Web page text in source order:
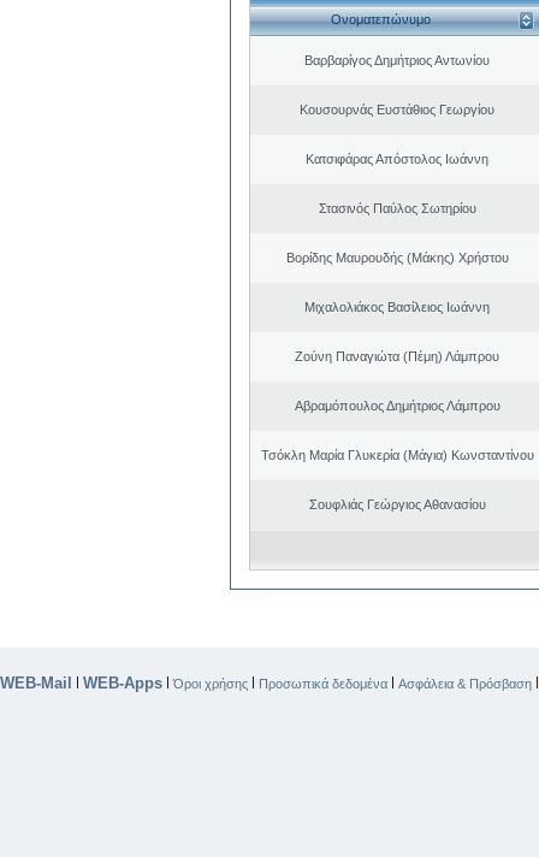
Ονοματεπώνυμο
Βαρβαρίγος Δημήτριος Αντωνίου
Κουσουρνάς Ευστάθιος Γεωργίου
Κατσιφάρας Απόστολος Ιωάννη
Στασινός Παύλος Σωτηρίου
Βορίδης Μαυρουδής (Μάκης) Χρήστου
Μιχαλολιάκος Βασίλειος Ιωάννη
Ζούνη Παναγιώτα (Πέμη) Λάμπρου
Αβραμόπουλος Δημήτριος Λάμπρου
Τσόκλη Μαρία Γλυκερία (Μάγια) Κωνσταντίνου
Σουφλιάς Γεώργιος Αθανασίου
WEB-Mail | WEB-Apps |Όροι χρήσης | Προσωπικά δεδομένα | Ασφάλεια & Πρόσβαση